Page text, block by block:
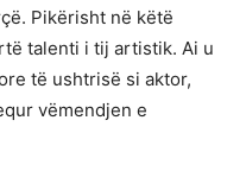
Pikërisht në këtë
talenti i tij artistik. Ai u
të ushtrisë si aktor,
vëmendjen e